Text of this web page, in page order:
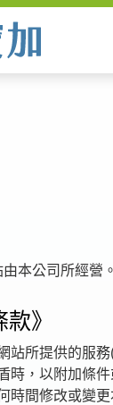
本公司所經營
》
站所提供的服
時，以附加條件
時間修改或變